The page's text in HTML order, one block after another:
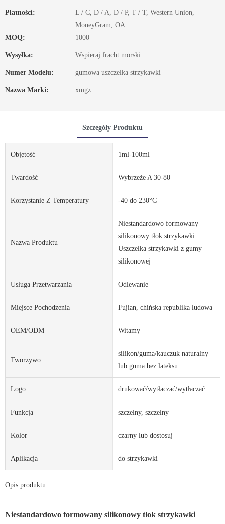
Płatności:
L / C, D / A, D / P, T / T, Western Union,
MoneyGram, OA
MOQ:
1000
Wysyłka: Wspieraj fracht morski
Numer Modelu: gumowa uszczelka strzykawki
Nazwa Marki: xmgz
Szczegóły Produktu
Objętość 1ml-100ml
Twardość Wybrzeże A 30-80
Korzystanie Z Temperatury -40 do 230°C
Nazwa Produktu
Niestandardowo formowany
silikonowy tłok strzykawki
Uszczelka strzykawki z gumy
silikonowej
Usługa Przetwarzania Odlewanie
Miejsce Pochodzenia Fujian, chińska republika ludowa
OEM/ODM Witamy
Tworzywo
silikon/guma/kauczuk naturalny
lub guma bez lateksu
Logo drukować/wytłaczać/wytłaczać
Funkcja szczelny, szczelny
Kolor czarny lub dostosuj
Aplikacja do strzykawki
Opis produktu
Niestandardowo formowany silikonowy tłok strzykawki